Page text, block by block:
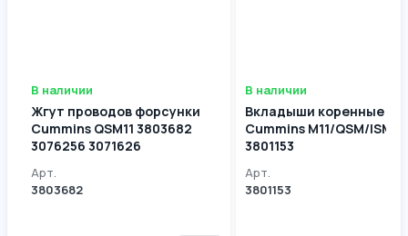
В наличии
Жгут проводов форсунки
Cummins QSM11 3803682
3076256 3071626
Арт.
3803682
В наличии
Вкладыши коренные
Cummins M11/QSM/ISM
3801153
Арт.
3801153